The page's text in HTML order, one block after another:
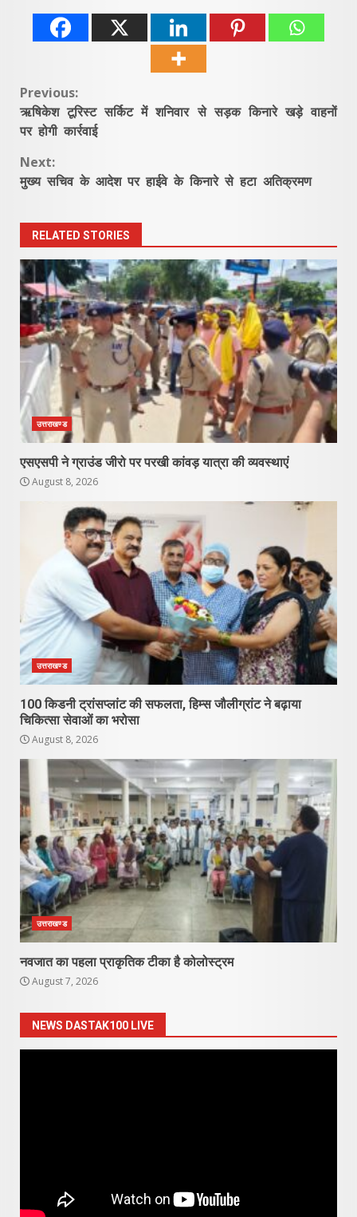
Continue
Reading
Previous:
ऋषिकेश टूरिस्ट सर्किट में शनिवार से सड़क किनारे खड़े वाहनों
पर होगी कार्रवाई
Next:
मुख्य सचिव के आदेश पर हाईवे के किनारे से हटा अतिक्रमण
RELATED STORIES
उत्तराखण्ड
एसएसपी ने ग्राउंड जीरो पर परखी कांवड़ यात्रा की व्यवस्थाएं
August 8, 2026
उत्तराखण्ड
100 किडनी ट्रांसप्लांट की सफलता, हिम्स जौलीग्रांट ने बढ़ाया
चिकित्सा सेवाओं का भरोसा
August 8, 2026
उत्तराखण्ड
नवजात का पहला प्राकृतिक टीका है कोलोस्ट्रम
August 7, 2026
NEWS DASTAK100 LIVE